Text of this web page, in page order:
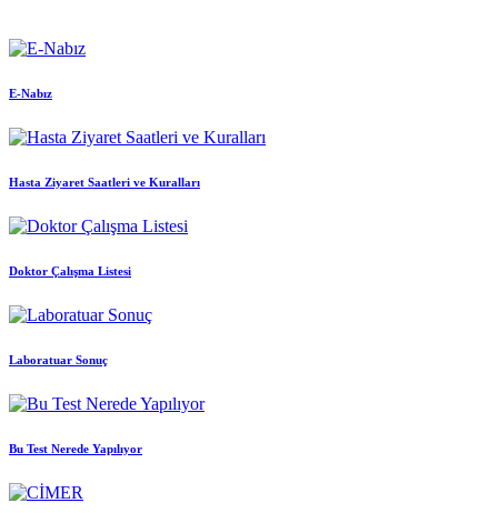
E-Nabız
Hasta Ziyaret Saatleri ve Kuralları
Doktor Çalışma Listesi
Laboratuar Sonuç
Bu Test Nerede Yapılıyor